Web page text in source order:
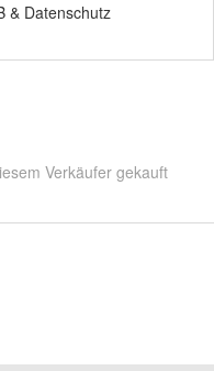
& Datenschutz
Verkäufer gekauft